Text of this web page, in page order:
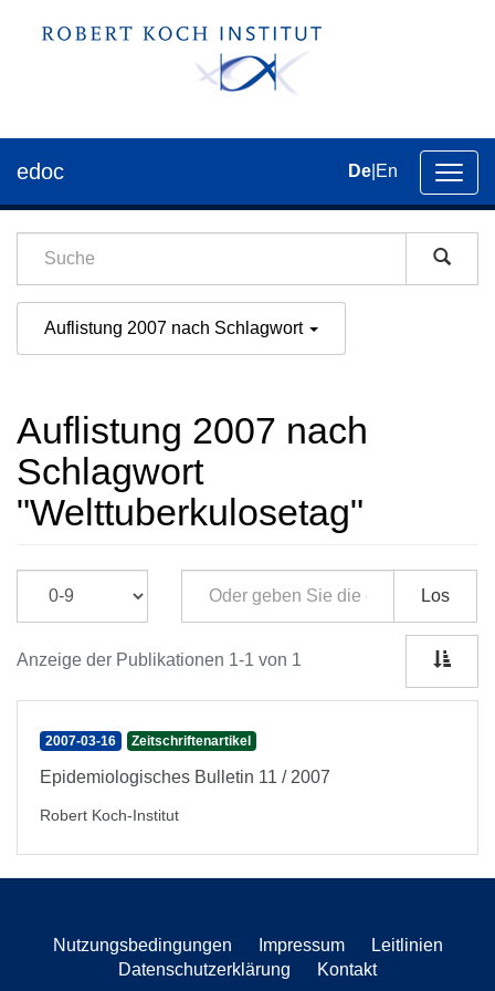
der
edoc De En
Auflistung 2007 nach Schlagwort
Auflistung 2007 nach
Schlagwort
"Welttuberkulosetag"
Los
Anzeige der Publikationen 1-1 von 1
2007-03-16 Zeitschriftenartikel
Epidemiologisches Bulletin 11 / 2007
Robert Koch-Institut
Nutzungsbedingungen Impressum
Leitlinien
Datenschutzerklärung
Kontakt